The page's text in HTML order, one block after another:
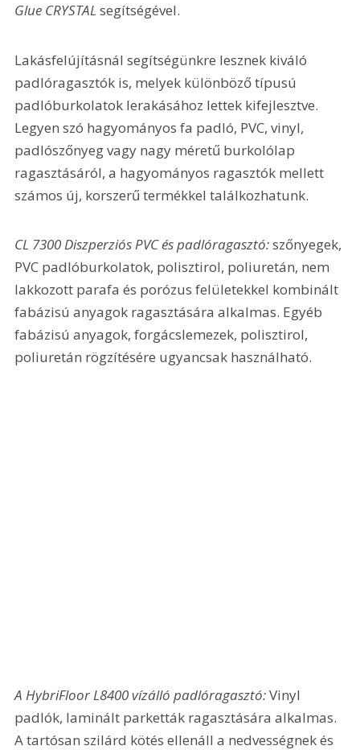
Glue CRYSTAL segítségével.
Lakásfelújításnál segítségünkre lesznek kiváló
padlóragasztók is, melyek különböző típusú
padlóburkolatok lerakásához lettek kifejlesztve.
Legyen szó hagyományos fa padló, PVC, vinyl,
padlószőnyeg vagy nagy méretű burkolólap
ragasztásáról, a hagyományos ragasztók mellett
számos új, korszerű termékkel találkozhatunk.
CL 7300 Diszperziós PVC és padlóragasztó: szőnyegek,
PVC padlóburkolatok, polisztirol, poliuretán, nem
lakkozott parafa és porózus felületekkel kombinált
fabázisú anyagok ragasztására alkalmas. Egyéb
fabázisú anyagok, forgácslemezek, polisztirol,
poliuretán rögzítésére ugyancsak használható.
A HybriFloor L8400 vízálló padlóragasztó: Vinyl
padlók, laminált parketták ragasztására alkalmas.
A tartósan szilárd kötés ellenáll a nedvességnek és